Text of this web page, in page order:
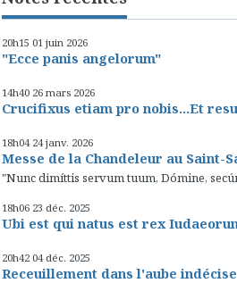
20h15 01 juin 2026
"Ecce panis angelorum"
14h40 26 mars 2026
Crucifixus etiam pro nobis...Et
18h04 24 janv. 2026
Messe de la Chandeleur au Saint-
"Nunc dimíttis servum tuum, Dómine,
18h06 23 déc. 2025
Ubi est qui natus est rex
20h42 04 déc. 2025
Receuillement dans l'aube indécise